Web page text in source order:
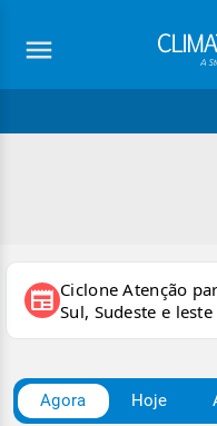
newspaper Ciclone Atenção
Sul, Sudeste e
Agora Hoje